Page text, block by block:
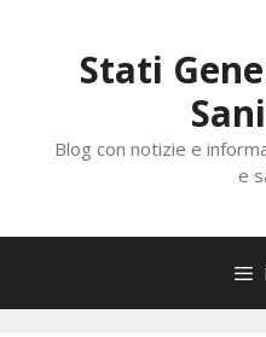
contenutoStati
Blog con notizie e
e